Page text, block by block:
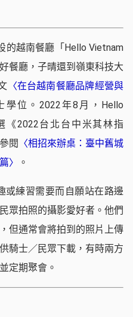
的越南餐廳「Hello Vietnam
餐廳，子晴還到嶺東科技大
〈在台越南餐廳品牌經營與
學位。2022年8月，Hello
《2022台北台中米其林指
閱 〈相招來辦桌：臺中舊城
〉
。
或練習需要而自願站在路邊
眾拍照的攝影愛好者。他們
但通常會將拍到的照片上傳
騎士／民眾下載，有時兩方
定期聚會。